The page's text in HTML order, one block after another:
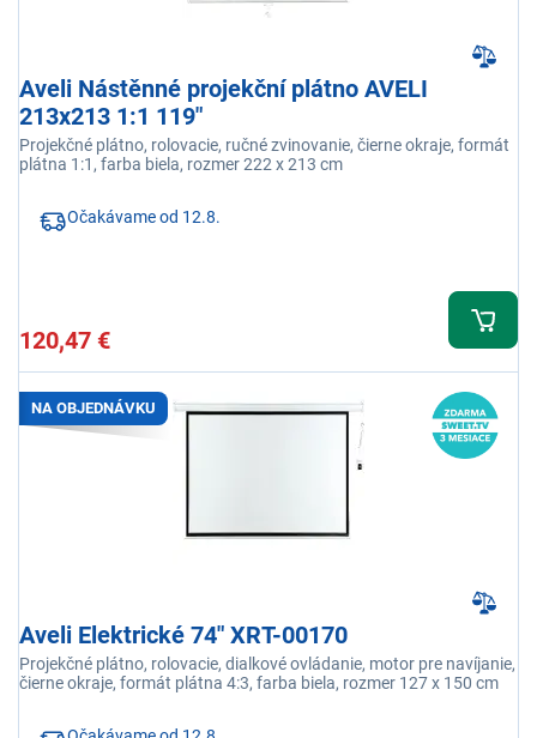
Aveli Nástěnné projekční plátno AVELI
213x213 1:1 119"
Projekčné plátno, rolovacie, ručné zvinovanie, čierne okraje, formát
plátna 1:1, farba biela, rozmer 222 x 213 cm
Očakávame od 12.8.
120,47 €
NA OBJEDNÁVKU
Aveli Elektrické 74" XRT-00170
Projekčné plátno, rolovacie, dialkové ovládanie, motor pre navíjanie,
čierne okraje, formát plátna 4:3, farba biela, rozmer 127 x 150 cm